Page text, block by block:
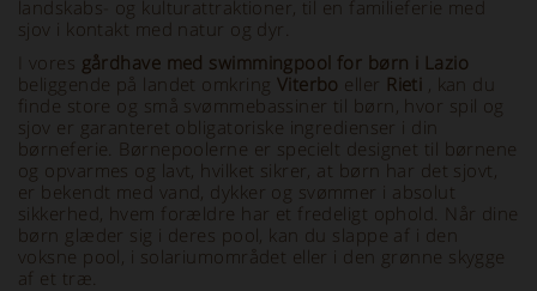
landskabs- og kulturattraktioner, til en familieferie med
sjov i kontakt med natur og dyr.
I vores gårdhave med swimmingpool for børn i Lazio
beliggende på landet omkring Viterbo eller Rieti , kan du
finde store og små svømmebassiner til børn, hvor spil og
sjov er garanteret obligatoriske ingredienser i din
børneferie. Børnepoolerne er specielt designet til børnene
og opvarmes og lavt, hvilket sikrer, at børn har det sjovt,
er bekendt med vand, dykker og svømmer i absolut
sikkerhed, hvem forældre har et fredeligt ophold. Når dine
børn glæder sig i deres pool, kan du slappe af i den
voksne pool, i solariumområdet eller i den grønne skygge
af et træ.